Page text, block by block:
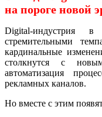
на пороге новой
Digital-индустрия в
стремительными
кардинальные
столкнутся с
автоматизация
рекламных каналов.
Но вместе с этим